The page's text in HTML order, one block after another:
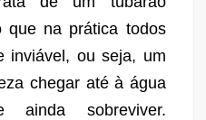
que na prática todos
inviável, ou seja, um
chegar até à água
sobreviver.